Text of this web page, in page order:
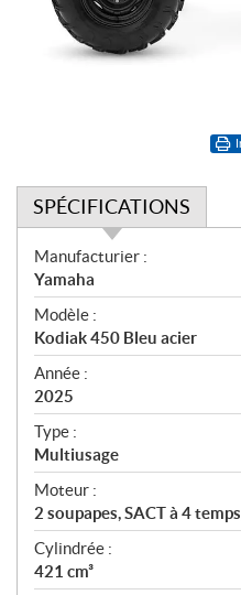
SPÉCIFICATIONS
S
p
é
c
i
f
i
c
a
t
i
o
n
s
Manufacturier :
Yamaha
Modèle :
Kodiak 450 Bleu acier
Année :
2025
Type :
Multiusage
Moteur :
2 soupapes, SACT à 4
Cylindrée :
421 cm³